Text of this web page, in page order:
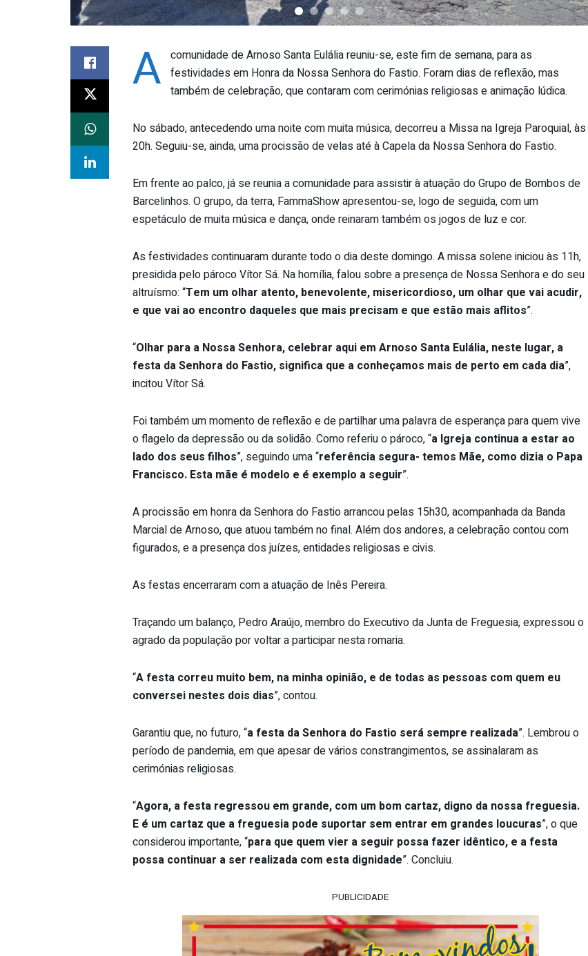
A comunidade de Arnoso Santa Eulália reuniu-se, este fim de semana, para as
festividades em Honra da Nossa Senhora do Fastio. Foram dias de reflexão, mas
também de celebração, que contaram com cerimónias religiosas e animação lúdica.
No sábado, antecedendo uma noite com muita música, decorreu a Missa na Igreja Paroquial, às
20h. Seguiu-se, ainda, uma procissão de velas até à Capela da Nossa Senhora do Fastio.
Em frente ao palco, já se reunia a comunidade para assistir à atuação do Grupo de Bombos de
Barcelinhos. O grupo, da terra, FammaShow apresentou-se, logo de seguida, com um
espetáculo de muita música e dança, onde reinaram também os jogos de luz e cor.
As festividades continuaram durante todo o dia deste domingo. A missa solene iniciou às 11h,
presidida pelo pároco Vítor Sá. Na homília, falou sobre a presença de Nossa Senhora e do seu
altruísmo: “Tem um olhar atento, benevolente, misericordioso, um olhar que vai acudir,
e que vai ao encontro daqueles que mais precisam e que estão mais aflitos”.
“Olhar para a Nossa Senhora, celebrar aqui em Arnoso Santa Eulália, neste lugar, a
festa da Senhora do Fastio, significa que a conheçamos mais de perto em cada dia”,
incitou Vítor Sá.
Foi também um momento de reflexão e de partilhar uma palavra de esperança para quem vive
o flagelo da depressão ou da solidão. Como referiu o pároco, “a Igreja continua a estar ao
lado dos seus filhos”, seguindo uma “referência segura- temos Mãe, como dizia o Papa
Francisco. Esta mãe é modelo e é exemplo a seguir”.
A procissão em honra da Senhora do Fastio arrancou pelas 15h30, acompanhada da Banda
Marcial de Arnoso, que atuou também no final. Além dos andores, a celebração contou com
figurados, e a presença dos juízes, entidades religiosas e civis.
As festas encerraram com a atuação de Inês Pereira.
Traçando um balanço, Pedro Araújo, membro do Executivo da Junta de Freguesia, expressou o
agrado da população por voltar a participar nesta romaria.
“A festa correu muito bem, na minha opinião, e de todas as pessoas com quem eu
conversei nestes dois dias”, contou.
Garantiu que, no futuro, “a festa da Senhora do Fastio será sempre realizada”. Lembrou o
período de pandemia, em que apesar de vários constrangimentos, se assinalaram as
cerimónias religiosas.
“Agora, a festa regressou em grande, com um bom cartaz, digno da nossa freguesia.
E é um cartaz que a freguesia pode suportar sem entrar em grandes loucuras”, o que
considerou importante, “para que quem vier a seguir possa fazer idêntico, e a festa
possa continuar a ser realizada com esta dignidade”. Concluiu.
PUBLICIDADE